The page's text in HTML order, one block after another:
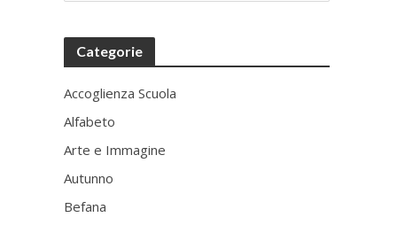
Categorie
Accoglienza Scuola
Alfabeto
Arte e Immagine
Autunno
Befana